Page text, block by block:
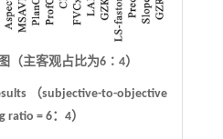
（主客观占比为6∶4）
（subjective-to-objective
ratio = 6：4）